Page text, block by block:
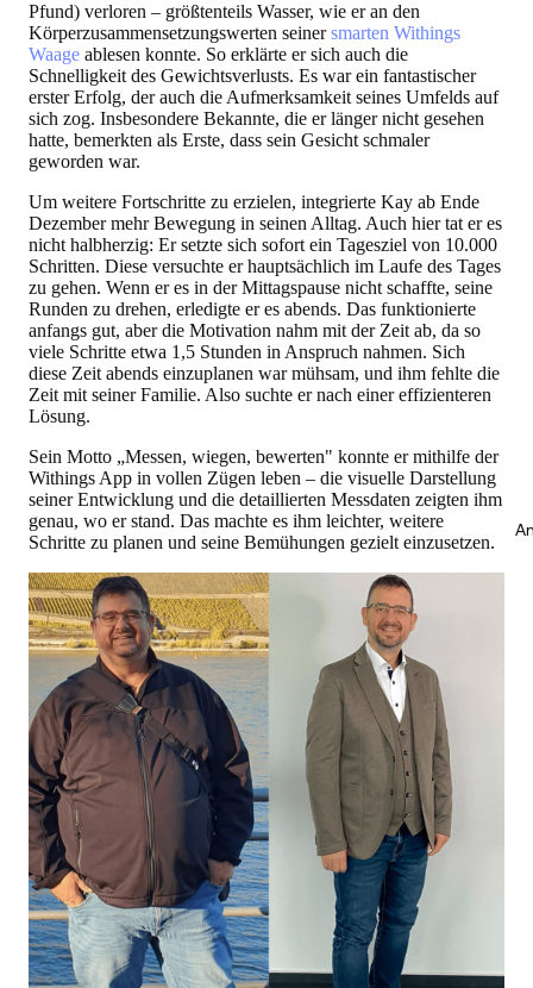
Pfund) verloren – größtenteils Wasser, wie er an den
Körperzusammensetzungswerten seinersmarten Withings
Waage ablesen konnte. So erklärte er sich auch die
Schnelligkeit des Gewichtsverlusts. Es war ein fantastischer
erster Erfolg, der auch die Aufmerksamkeit seines Umfelds auf
sich zog. Insbesondere Bekannte, die er länger nicht gesehen
hatte, bemerkten als Erste, dass sein Gesicht schmaler
geworden war.
Um weitere Fortschritte zu erzielen, integrierte Kay ab Ende
Dezember mehr Bewegung in seinen Alltag. Auch hier tat er es
nicht halbherzig: Er setzte sich sofort ein Tagesziel von 10.000
Schritten. Diese versuchte er hauptsächlich im Laufe des Tages
zu gehen. Wenn er es in der Mittagspause nicht schaffte, seine
Runden zu drehen, erledigte er es abends. Das funktionierte
anfangs gut, aber die Motivation nahm mit der Zeit ab, da so
viele Schritte etwa 1,5 Stunden in Anspruch nahmen. Sich
diese Zeit abends einzuplanen war mühsam, und ihm fehlte die
Zeit mit seiner Familie. Also suchte er nach einer effizienteren
Lösung.
Sein Motto „Messen, wiegen, bewerten" konnte er mithilfe der
Withings App in vollen Zügen leben – die visuelle Darstellung
seiner Entwicklung und die detaillierten Messdaten zeigten ihm
genau, wo er stand. Das machte es ihm leichter, weitere
Schritte zu planen und seine Bemühungen gezielt einzusetzen.